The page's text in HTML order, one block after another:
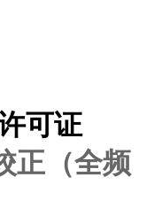
可证
正（全频